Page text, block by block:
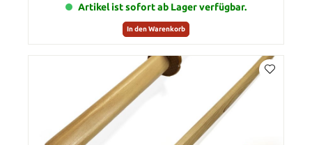
Artikel ist sofort ab Lager verfügbar.
In den Warenkorb